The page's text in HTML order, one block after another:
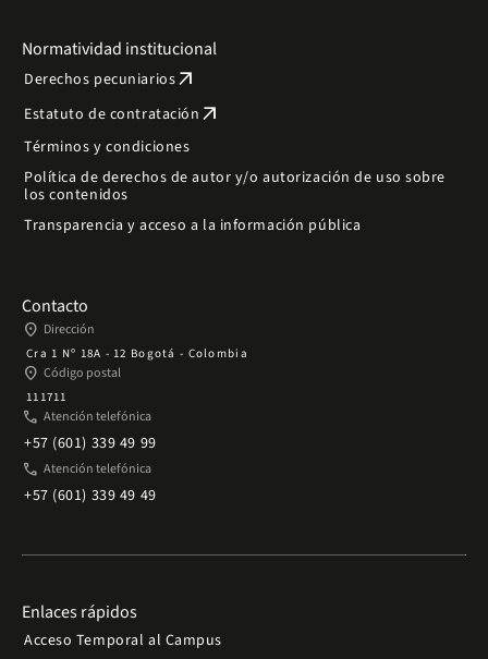
Normatividad institucional
Derechos pecuniariosarrow_outward
Estatuto de contratación arrow_outward
Términos y condiciones
Política de derechos de autor y/o autorización de uso sobre
los contenidos
Transparencia y acceso a la información pública
Contacto
place Dirección
Cra 1 Nº 18A - 12 Bogotá - Colombia
place Código postal
111711
phone Atención telefónica
+57 (601) 339 49 99
phone Atención telefónica
+57 (601) 339 49 49
Enlaces rápidos
Acceso Temporal al Campus